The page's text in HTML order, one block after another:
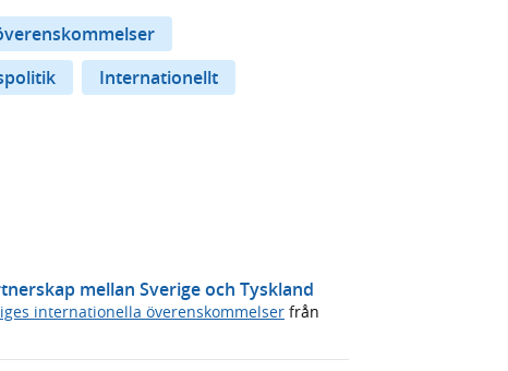
Internationellt
mellan Sverige och Tyskland
internationella överenskommelser från